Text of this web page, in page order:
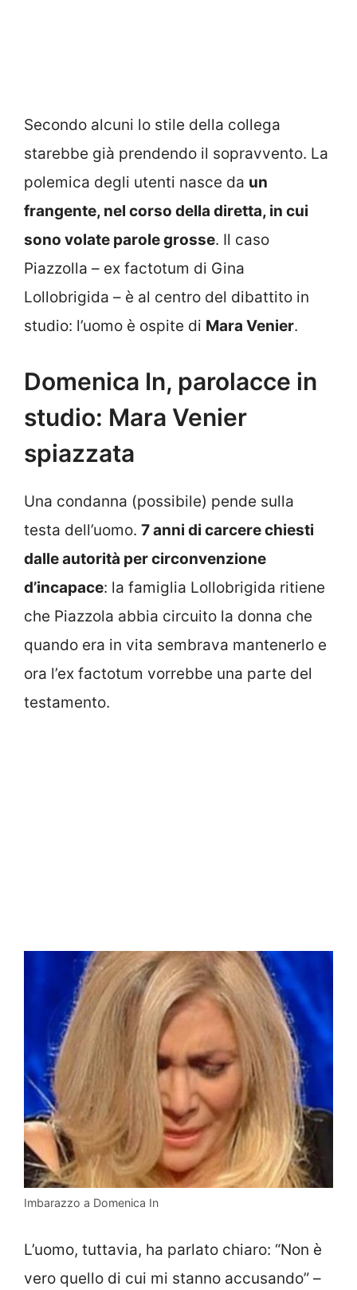
Secondo alcuni lo stile della collega
starebbe già prendendo il sopravvento. La
polemica degli utenti nasce da un
frangente, nel corso della diretta, in cui
sono volate parole grosse. Il caso
Piazzolla – ex factotum di Gina
Lollobrigida – è al centro del dibattito in
studio: l’uomo è ospite di Mara Venier.
Domenica In, parolacce in
studio: Mara Venier
spiazzata
Una condanna (possibile) pende sulla
testa dell’uomo. 7 anni di carcere chiesti
dalle autorità per circonvenzione
d’incapace: la famiglia Lollobrigida ritiene
che Piazzola abbia circuito la donna che
quando era in vita sembrava mantenerlo e
ora l’ex factotum vorrebbe una parte del
testamento.
Imbarazzo a Domenica In
L’uomo, tuttavia, ha parlato chiaro: “Non è
vero quello di cui mi stanno accusando” –